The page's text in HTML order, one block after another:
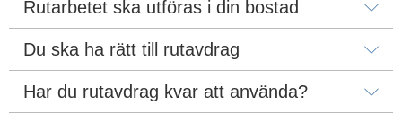
Rutarbetet ska utföras i din bostad
Du ska ha rätt till rutavdrag
Har du rutavdrag kvar att använda?